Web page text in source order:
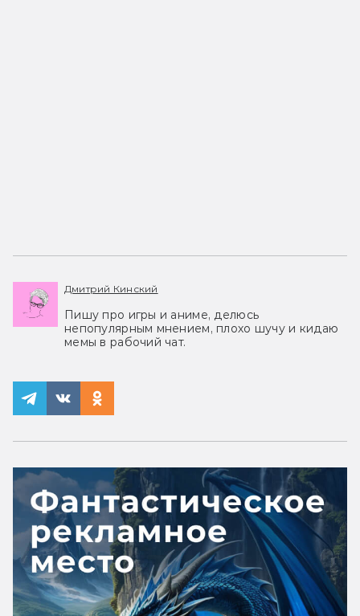
Дмитрий Кинский
Пишу про игры и аниме, делюсь
непопулярным мнением, плохо шучу и кидаю
мемы в рабочий чат.